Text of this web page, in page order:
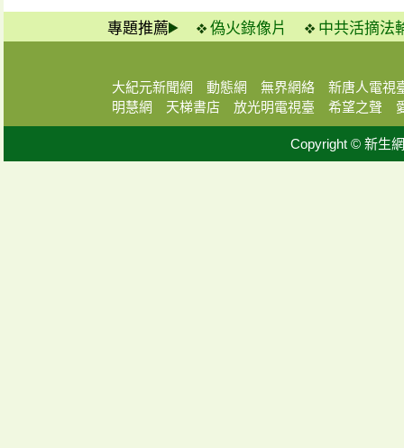
專題推薦 偽火錄像片 中共活摘法
大紀元新聞網 動態網 無界網絡
新唐人電視
明慧網
天梯書店 放光明電視臺 希望之聲
Copyright © 新生